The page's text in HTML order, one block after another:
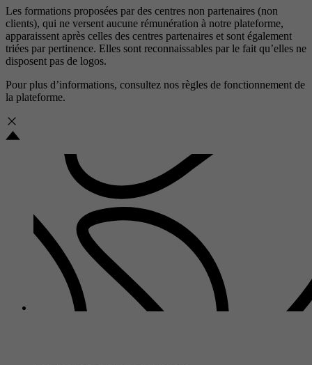
Les formations proposées par des centres non partenaires (non
clients), qui ne versent aucune rémunération à notre plateforme,
apparaissent après celles des centres partenaires et sont également
triées par pertinence. Elles sont reconnaissables par le fait qu’elles ne
disposent pas de logos.
Pour plus d’informations, consultez nos règles de fonctionnement de
la plateforme.